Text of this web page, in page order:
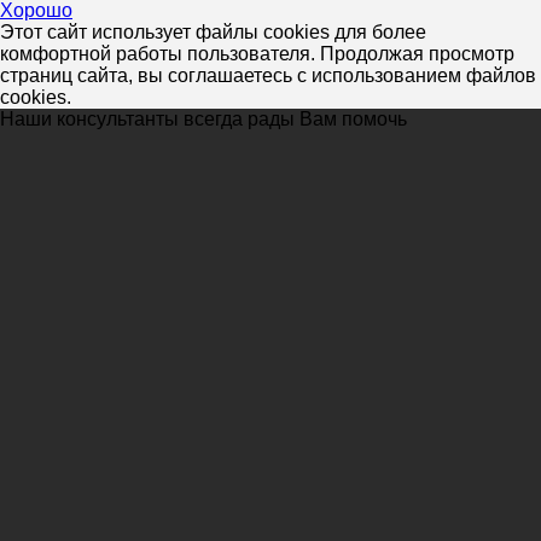
Хорошо
Этот сайт использует файлы cookies для более
комфортной работы пользователя. Продолжая просмотр
страниц сайта, вы соглашаетесь с использованием файлов
cookies.
Наши консультанты всегда рады Вам помочь